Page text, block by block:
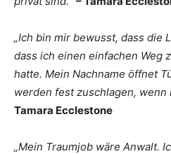
„Ich bin mir bewusst, dass die
dass ich einen einfachen Weg
hatte. Mein Nachname öffnet
werden fest zuschlagen, wenn
Tamara Ecclestone
„Mein Traumjob wäre Anwalt.